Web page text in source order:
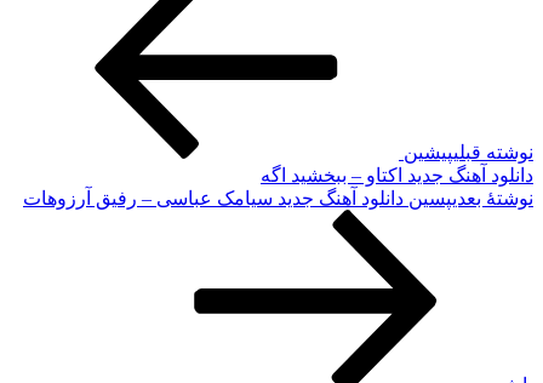
نوشته قبلیپیشین
دانلود آهنگ جدید اکتاو – ببخشید اگه
نوشته‌ٔ بعدیپسین دانلود آهنگ جدید سیامک عباسی – رفیق آرزوهات